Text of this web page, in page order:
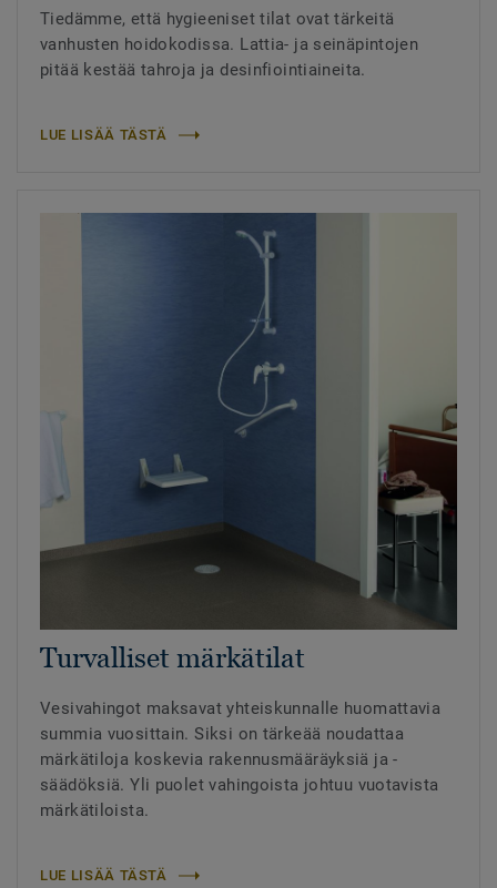
Tiedämme, että hygieeniset tilat ovat tärkeitä
vanhusten hoidokodissa. Lattia- ja seinäpintojen
pitää kestää tahroja ja desinfiointiaineita.
LUE LISÄÄ TÄSTÄ
Turvalliset märkätilat
Vesivahingot maksavat yhteiskunnalle huomattavia
summia vuosittain. Siksi on tärkeää noudattaa
märkätiloja koskevia rakennusmääräyksiä ja -
säädöksiä. Yli puolet vahingoista johtuu vuotavista
märkätiloista.
LUE LISÄÄ TÄSTÄ